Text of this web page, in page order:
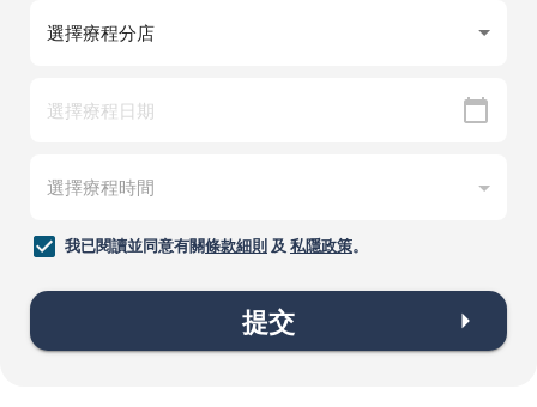
我已閱讀並同意有關條款細則及 私隱政策。
提交